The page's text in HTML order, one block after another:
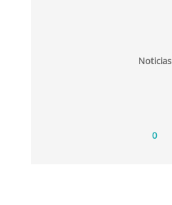
Noticias
0